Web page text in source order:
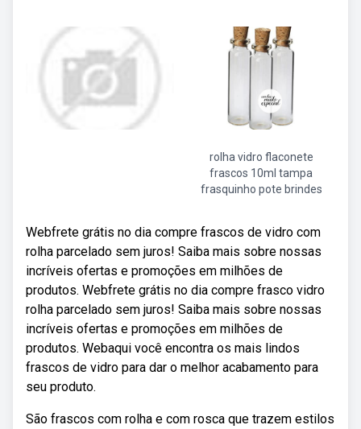
rolha vidro flaconete
frascos 10ml tampa
frasquinho pote brindes
Webfrete grátis no dia compre frascos de vidro com
rolha parcelado sem juros! Saiba mais sobre nossas
incríveis ofertas e promoções em milhões de
produtos. Webfrete grátis no dia compre frasco vidro
rolha parcelado sem juros! Saiba mais sobre nossas
incríveis ofertas e promoções em milhões de
produtos. Webaqui você encontra os mais lindos
frascos de vidro para dar o melhor acabamento para
seu produto.
São frascos com rolha e com rosca que trazem estilos